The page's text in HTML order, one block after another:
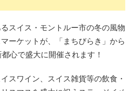
スイス・モントルー市の冬の風物
ーケットが、「まちびらき」から
心で盛大に開催されます！
スワイン、スイス雑貨等の飲食・